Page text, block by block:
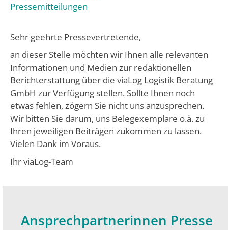
Pressemitteilungen
Sehr geehrte Pressevertretende,
an dieser Stelle möchten wir Ihnen alle relevanten
Informationen und Medien zur redaktionellen
Berichterstattung über die viaLog Logistik Beratung
GmbH zur Verfügung stellen. Sollte Ihnen noch
etwas fehlen, zögern Sie nicht uns anzusprechen.
Wir bitten Sie darum, uns Belegexemplare o.ä. zu
Ihren jeweiligen Beiträgen zukommen zu lassen.
Vielen Dank im Voraus.
Ihr viaLog-Team
Ansprechpartnerinnen Presse